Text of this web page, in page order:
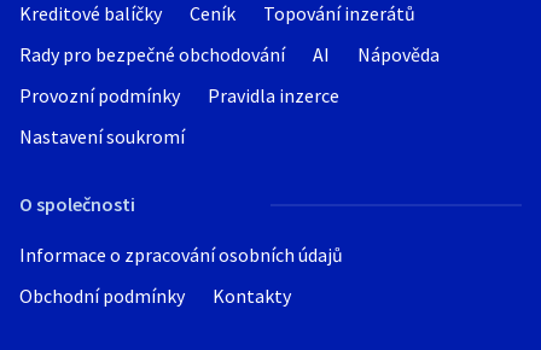
Kreditové balíčky Ceník
Topování inzerátů
Rady pro bezpečné obchodování
AI
Nápověda
Provozní podmínky
Pravidla inzerce
Nastavení soukromí
O společnosti
Informace o zpracování osobních údajů
Obchodní podmínky
Kontakty